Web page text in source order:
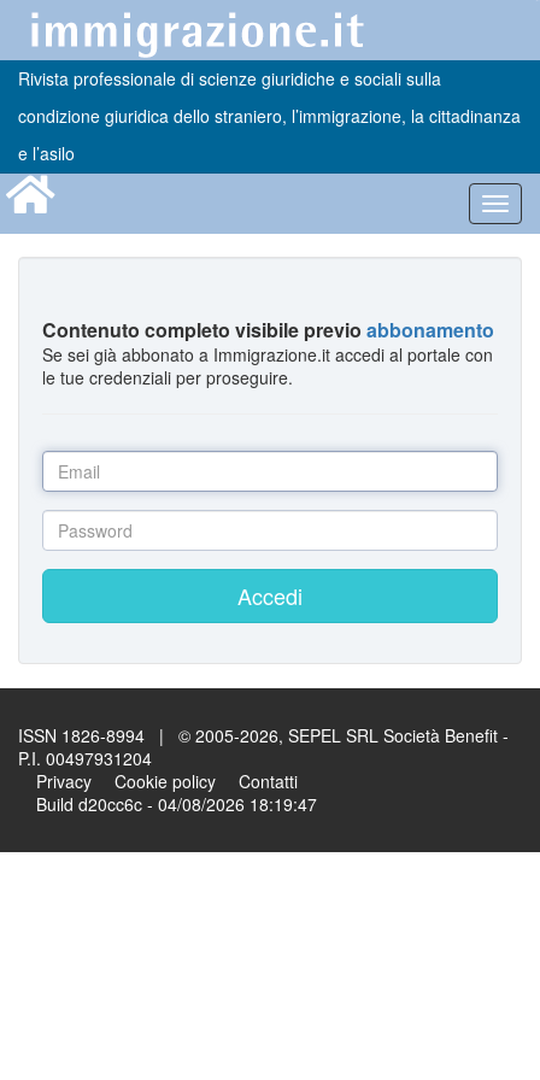
Rivista professionale di scienze giuridiche e sociali sulla
condizione giuridica dello straniero, l’immigrazione, la cittadinanza
e l’asilo
Contenuto completo visibile previo abbonamento
Se sei già abbonato a Immigrazione.it accedi al portale con
le tue credenziali per proseguire.
Accedi
ISSN 1826-8994 | © 2005-2026, SEPEL SRL Società Benefit -
P.I. 00497931204
Privacy
Cookie policy
Contatti
Build d20cc6c - 04/08/2026 18:19:47